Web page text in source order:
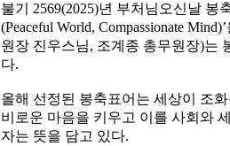
불기 2569(2025)년 부처님오신날 봉
(Peaceful World, Compassionate
원장 진우스님, 조계종 총무원장)는
다.
올해 선정된 봉축표어는 세상이 조
비로운 마음을 키우고 이를 사회와
자는 뜻을 담고 있다.